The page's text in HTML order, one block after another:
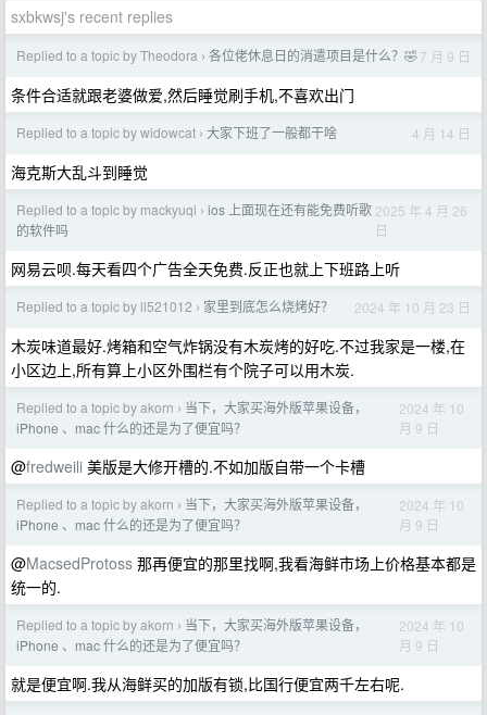
sxbkwsj's recent replies
Replied to a topic by Theodora › 各位佬休息日的消遣项目是什么？🤣7 月 9 日
条件合适就跟老婆做爱,然后睡觉刷手机,不喜欢出门
Replied to a topic by widowcat › 大家下班了一般都干啥 4 月 14 日
海克斯大乱斗到睡觉
Replied to a topic by mackyuqi › ios 上面现在还有能免费听歌
的软件吗
2025 年 4 月 26
日
网易云呗.每天看四个广告全天免费.反正也就上下班路上听
Replied to a topic by ll521012 › 家里到底怎么烧烤好？ 2024 年 10 月 23 日
木炭味道最好.烤箱和空气炸锅没有木炭烤的好吃.不过我家是一楼,在
小区边上,所有算上小区外围栏有个院子可以用木炭.
Replied to a topic by akorn › 当下，大家买海外版苹果设备，
iPhone 、mac 什么的还是为了便宜吗？
2024 年 10
月 9 日
@fredweili 美版是大修开槽的.不如加版自带一个卡槽
Replied to a topic by akorn › 当下，大家买海外版苹果设备，
iPhone 、mac 什么的还是为了便宜吗？
2024 年 10
月 9 日
@MacsedProtoss 那再便宜的那里找啊,我看海鲜市场上价格基本都是
统一的.
Replied to a topic by akorn › 当下，大家买海外版苹果设备，
iPhone 、mac 什么的还是为了便宜吗？
2024 年 10
月 9 日
就是便宜啊.我从海鲜买的加版有锁,比国行便宜两千左右呢.